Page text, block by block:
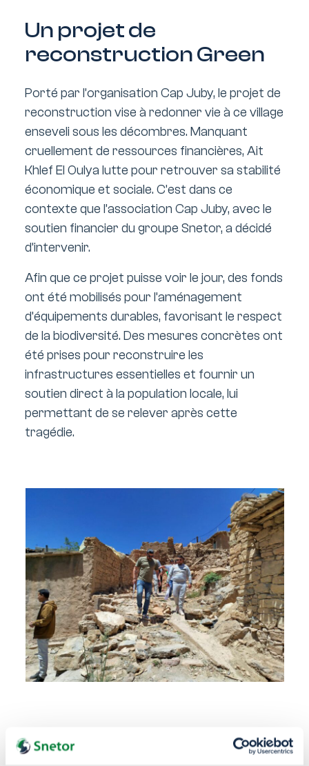
Un projet de
reconstruction Green
Porté par l’organisation Cap Juby, le projet de
reconstruction vise à redonner vie à ce village
enseveli sous les décombres. Manquant
cruellement de ressources financières, Ait
Khlef El Oulya lutte pour retrouver sa stabilité
économique et sociale. C’est dans ce
contexte que l’association Cap Juby, avec le
soutien financier du groupe Snetor, a décidé
d’intervenir.
Afin que ce projet puisse voir le jour, des fonds
ont été mobilisés pour l’aménagement
d’équipements durables, favorisant le respect
de la biodiversité. Des mesures concrètes ont
été prises pour reconstruire les
infrastructures essentielles et fournir un
soutien direct à la population locale, lui
permettant de se relever après cette
tragédie.
d’écovillage passe par :